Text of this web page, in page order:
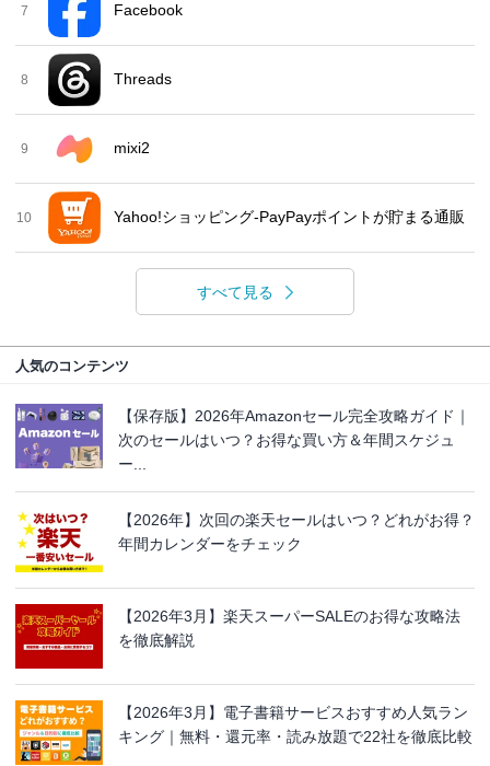
7 Facebook
8 Threads
9 mixi2
10 Yahoo!ショッピング-PayPayポイントが貯まる通販
すべて見る
人気のコンテンツ
【保存版】2026年Amazonセール完全攻略ガイド｜
次のセールはいつ？お得な買い方＆年間スケジュ
ー...
【2026年】次回の楽天セールはいつ？どれがお得？
年間カレンダーをチェック
【2026年3月】楽天スーパーSALEのお得な攻略法
を徹底解説
【2026年3月】電子書籍サービスおすすめ人気ラン
キング｜無料・還元率・読み放題で22社を徹底比較